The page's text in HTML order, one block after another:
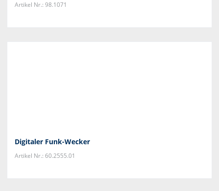
Artikel Nr.: 98.1071
Digitaler Funk-Wecker
Artikel Nr.: 60.2555.01